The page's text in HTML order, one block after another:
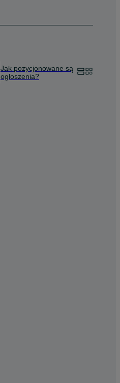
Jak pozycjonowane są
ogłoszenia?